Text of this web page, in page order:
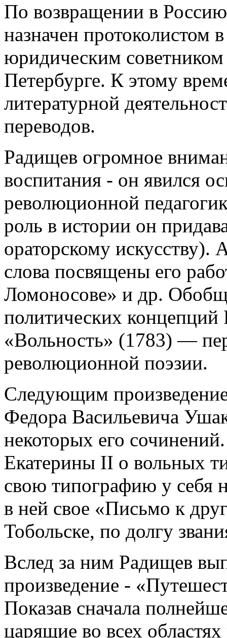
По возвращении в
назначен протоколистом
юридическим
Петербурге. К этому
литературной
переводов.
Радищев огромное
воспитания - он явился
революционной
роль в истории он
ораторскому искусству).
слова посвящены его
Ломоносове» и др.
политических концепций
«Вольность» (1783) —
революционной поэзии.
Следующим
Федора Васильевича
некоторых его
Екатерины II о вольных
свою типографию у себя
в ней свое «Письмо к
Тобольске, по долгу
Вслед за ним Радищев
произведение -
Показав сначала
царящие во всех